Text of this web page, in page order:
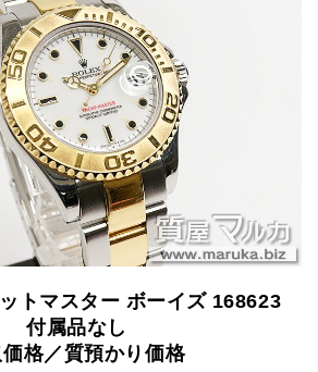
トマスター ボーイズ 168623
付属品なし
価格／質預かり価格